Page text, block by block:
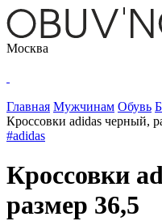
Москва
Главная Мужчинам Обувь
Кроссовки adidas черный,
#adidas
Кроссовки
размер 36,5